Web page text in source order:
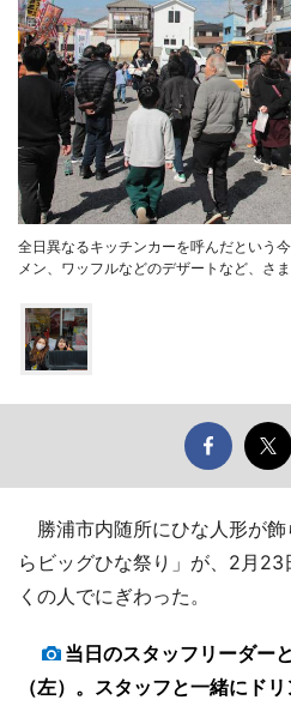
全日異なるキッチンカーを呼んだという
メン、ワッフルなどのデザートなど、さ
勝浦市内随所にひな人形が飾
らビッグひな祭り」が、2月
くの人でにぎわった。
当日のスタッフリーダー
（左）。スタッフと一緒にド